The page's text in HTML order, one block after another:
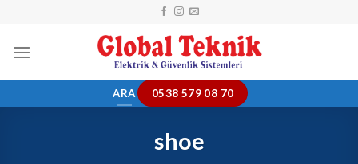
content
ARA 0538 579 08 70
shoe